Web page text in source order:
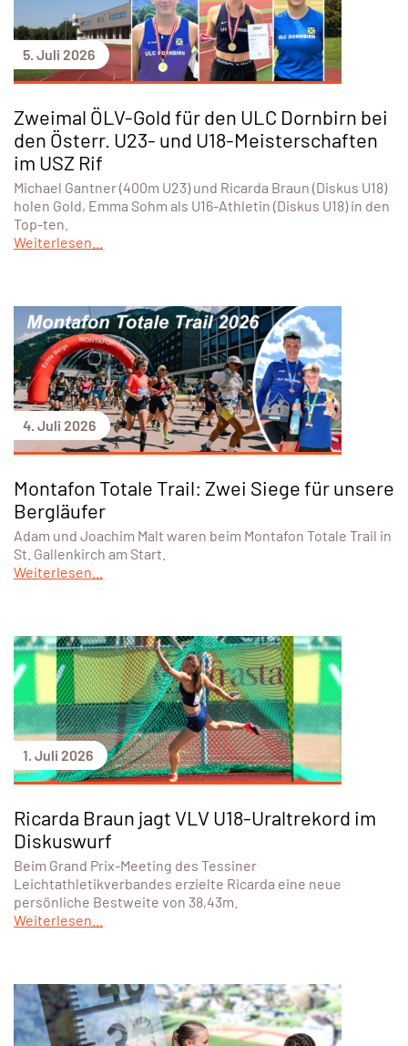
5. Juli 2026
Zweimal ÖLV-Gold für den ULC Dornbirn bei
den Österr. U23- und U18-Meisterschaften
im USZ Rif
Michael Gantner (400m U23) und Ricarda Braun (Diskus U18)
holen Gold, Emma Sohm als U16-Athletin (Diskus U18) in den
Top-ten.
Weiterlesen...
4. Juli 2026
Montafon Totale Trail: Zwei Siege für unsere
Bergläufer
Adam und Joachim Malt waren beim Montafon Totale Trail in
St. Gallenkirch am Start.
Weiterlesen...
1. Juli 2026
Ricarda Braun jagt VLV U18-Uraltrekord im
Diskuswurf
Beim Grand Prix-Meeting des Tessiner
Leichtathletikverbandes erzielte Ricarda eine neue
persönliche Bestweite von 38,43m.
Weiterlesen...